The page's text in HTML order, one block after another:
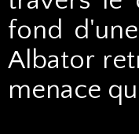
fond
Albator
menace